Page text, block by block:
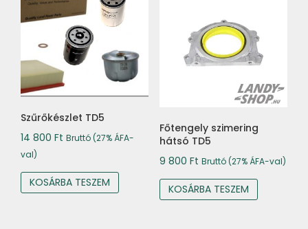
Szűrőkészlet TD5
14 800 Ft Bruttó (27% ÁFA-
val)
KOSÁRBA TESZEM
Főtengely szimering
hátsó TD5
9 800 Ft Bruttó (27% ÁFA-val)
KOSÁRBA TESZEM